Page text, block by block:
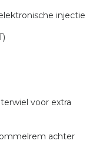
injectie
voor extra
achter